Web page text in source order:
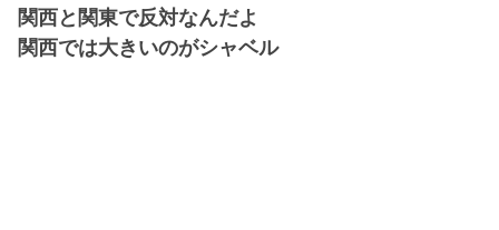
関西と関東で反対なんだよ
関西では大きいのがシャベル